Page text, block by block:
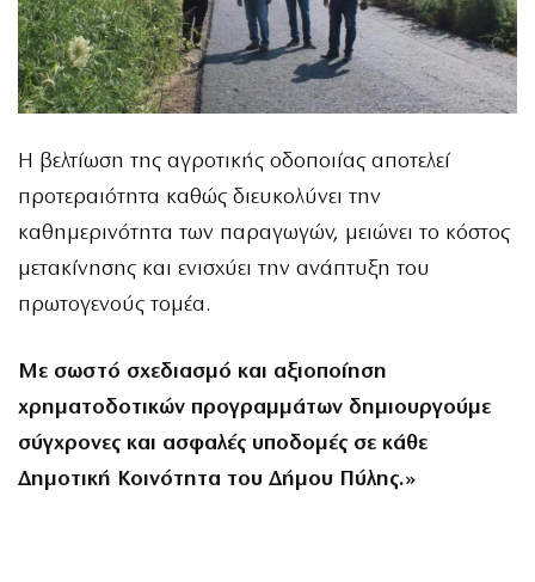
Η βελτίωση της αγροτικής οδοποιίας αποτελεί
προτεραιότητα καθώς διευκολύνει την
καθημερινότητα των παραγωγών, μειώνει το κόστος
μετακίνησης και ενισχύει την ανάπτυξη του
πρωτογενούς τομέα.
Με σωστό σχεδιασμό και αξιοποίηση
χρηματοδοτικών προγραμμάτων δημιουργούμε
σύγχρονες και ασφαλές υποδομές σε κάθε
Δημοτική Κοινότητα του Δήμου Πύλης.»